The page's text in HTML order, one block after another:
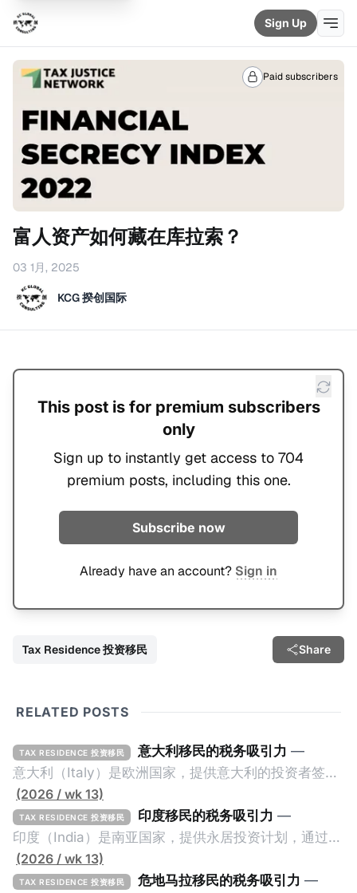
Sign Up
Paid subscribers
富人资产如何藏在库拉索？
03 1月, 2025
KCG 揆创国际
This post is for premium subscribers
only
Sign up to instantly get access to 704
premium posts, including this one.
Subscribe now
Already have an account? Sign in
Tax Residence 投资移民 Share
RELATED POSTS
TAX RESIDENCE 投资移民 意大利移民的税务吸引力 —
意大利（Italy）是欧洲国家，提供意大利的投资者签证
计划。申请人必须满足至少以下一项标准才能获得两年
投资者签证： * 投资200万欧元意大利政府债券； * 投
资50万欧元意大利股票； * 投资25万欧元于创新初创
企业；或 * 向意大利公共利益项目捐赠100万欧元。 当
投资者在居留许可证有效期的两年内保持投资，则可以
(2026 / wk 13)
TAX RESIDENCE 投资移民 印度移民的税务吸引力 —
印度（India）是南亚国家，提供永居投资计划，通过满
足特定的标准获得居留权。印度的永居投资计划要求申
请人透过外国直接投资（FDI）途径投资印度： * 申请
(2026 / wk 13)
TAX RESIDENCE 投资移民 危地马拉移民的税务吸引力 —